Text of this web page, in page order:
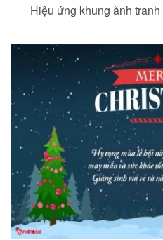
Hiệu ứng khung ảnh